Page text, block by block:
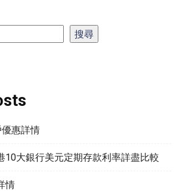
搜尋
優惠詳情
10大銀行美元定期存款利率詳盡比較
情